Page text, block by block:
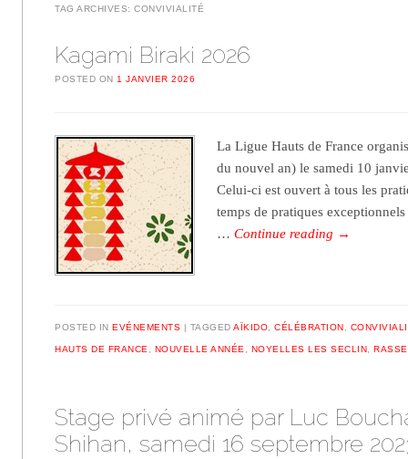
TAG ARCHIVES:CONVIVIALITÉ
Kagami Biraki 2026
POSTED ON1 JANVIER 2026
La Ligue Hauts de France
du nouvel an) le samedi 10
Celui-ci est ouvert à tous les
temps de pratiques
…Continue reading →
POSTED INEVÉNEMENTS TAGGEDAÏKIDO ,CÉLÉBRATION
HAUTS DE FRANCE NOUVELLE ANNÉE NOYELLES LES SECLIN ,
Stage privé animé par Luc
Shihan, samedi 16 septembre